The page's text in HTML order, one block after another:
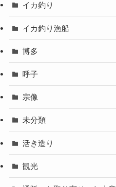
イカ釣り
イカ釣り漁船
博多
呼子
宗像
未分類
活き造り
観光